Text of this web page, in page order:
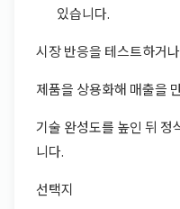
있습니다.
시장 반응을 테스트하거나
제품을 상용화해 매출을
기술 완성도를 높인 뒤 정
니다.
선택지